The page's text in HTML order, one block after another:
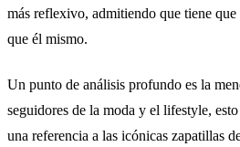
más reflexivo, admitiendo que tiene
que él mismo.
Un punto de análisis profundo es la
seguidores de la moda y el lifestyle,
una referencia a las icónicas zapatillas